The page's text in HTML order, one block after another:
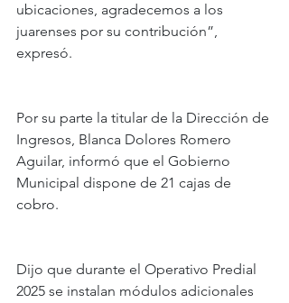
ubicaciones, agradecemos a los
juarenses por su contribución”,
expresó.
Por su parte la titular de la Dirección de
Ingresos, Blanca Dolores Romero
Aguilar, informó que el Gobierno
Municipal dispone de 21 cajas de
cobro.
Dijo que durante el Operativo Predial
2025 se instalan módulos adicionales